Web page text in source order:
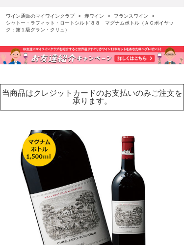
ワイン通販のマイワインクラブ > 赤ワイン > フランスワイン
>
シャトー・ラフィット・ロートシルト’８８ マグナムボトル（ＡＣポイヤッ
ク：第１級グラン・クリュ）
当商品はクレジットカードのお支払いのみご注文を
承ります。